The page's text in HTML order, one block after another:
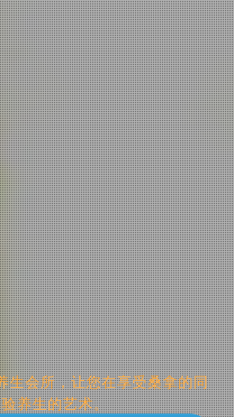
所，让您在享受桑拿的同
生的艺术。